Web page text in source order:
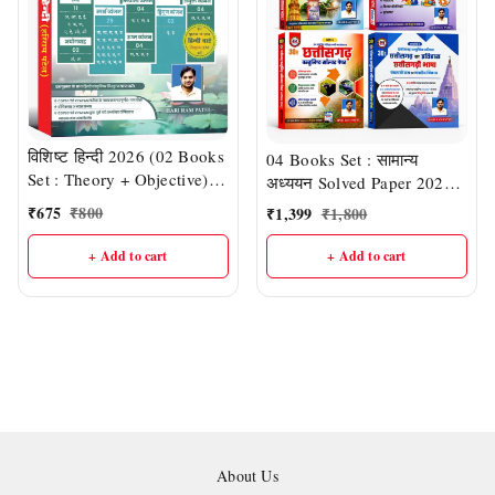
विशिष्ट हिन्दी 2026 (02 Books
Set : Theory + Objective) |
हरीराम पटेल (HR Publication)
₹675 ₹800
+ Add to cart
04 Books Set : सामान्य
अध्ययन Solved Paper 2026,
Vol- 1 & 2 + छत्तीसगढ़
वस्तुनिष्ठ सॉल्वड पेपर 2026,
Vol- 1 & 2 |हरीराम पटेल (HR
Publication)
₹1,399 ₹1,800
+ Add to cart
About Us